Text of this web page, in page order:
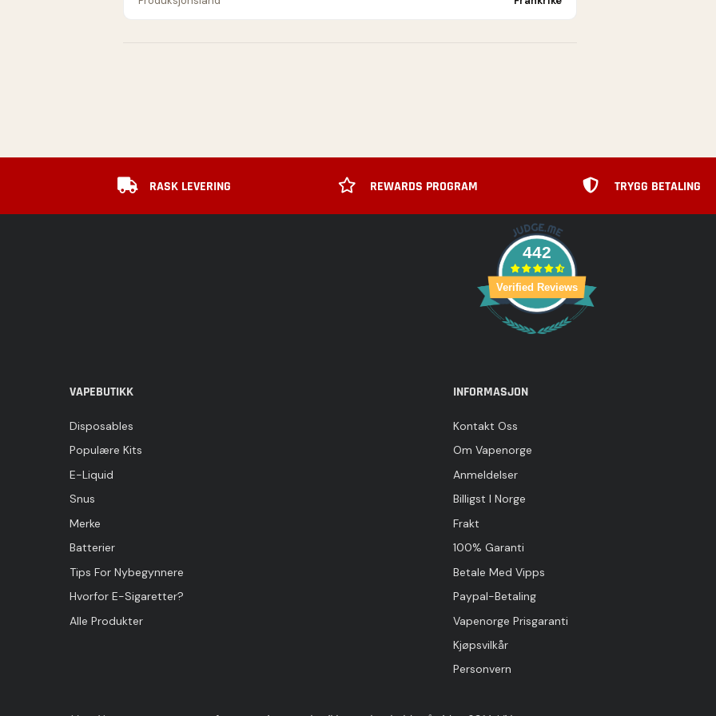
RASK LEVERING REWARDS PROGRAM TRYGG BETALING
442
Verified Reviews
VAPEBUTIKK
Disposables
Populære Kits
E-Liquid
Snus
Merke
Batterier
Tips For Nybegynnere
Hvorfor E-Sigaretter?
Alle Produkter
INFORMASJON
Kontakt Oss
Om Vapenorge
Anmeldelser
Billigst I Norge
Frakt
100% Garanti
Betale Med Vipps
Paypal-Betaling
Vapenorge Prisgaranti
Kjøpsvilkår
Personvern